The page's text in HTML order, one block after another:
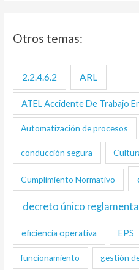
Otros temas:
2.2.4.6.2 ARL
ATEL Accidente De Trabajo
Automatización de procesos
conducción segura
Cumplimiento Normativo
decreto único
eficiencia operativa EPS
funcionamiento gestión